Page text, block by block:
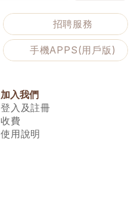
招聘服務
手機APPS(用戶版)
加入我們
登入及註冊
收費
使用說明